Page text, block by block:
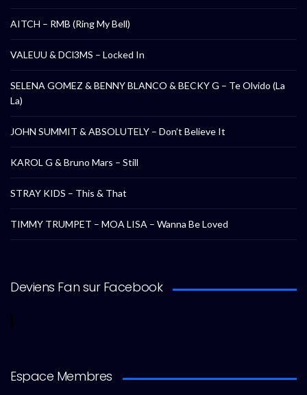
AITCH – RMB (Ring My Bell)
VALEUU & DCl3MS – Locked In
SELENA GOMEZ & BENNY BLANCO & BECKY G – Te Olvido (La
La)
JOHN SUMMIT & ABSOLUTELY – Don’t Believe It
KAROL G & Bruno Mars – Still
STRAY KIDS – This & That
TIMMY TRUMPET – MOA LISA – Wanna Be Loved
Deviens Fan sur Facebook
Espace Membres